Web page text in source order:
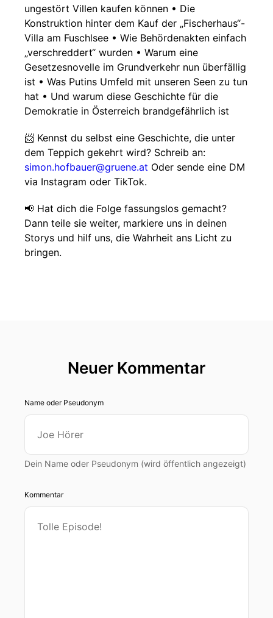
ungestört Villen kaufen können • Die
Konstruktion hinter dem Kauf der „Fischerhaus“-
Villa am Fuschlsee • Wie Behördenakten einfach
„verschreddert“ wurden • Warum eine
Gesetzesnovelle im Grundverkehr nun überfällig
ist • Was Putins Umfeld mit unseren Seen zu tun
hat • Und warum diese Geschichte für die
Demokratie in Österreich brandgefährlich ist
📨 Kennst du selbst eine Geschichte, die unter
dem Teppich gekehrt wird? Schreib an:
simon.hofbauer@gruene.at Oder sende eine DM
via Instagram oder TikTok.
📢 Hat dich die Folge fassungslos gemacht?
Dann teile sie weiter, markiere uns in deinen
Storys und hilf uns, die Wahrheit ans Licht zu
bringen.
Neuer Kommentar
Name oder Pseudonym
Dein Name oder Pseudonym (wird öffentlich angezeigt)
Kommentar